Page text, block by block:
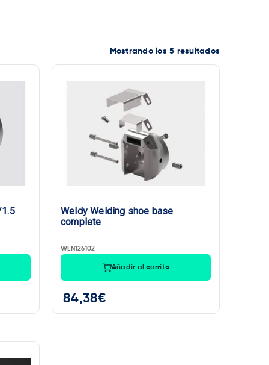
Mostrando los 5 resultados
Weldy Welding shoe base
complete
WLN126102
Añadir al carrito
84,38€